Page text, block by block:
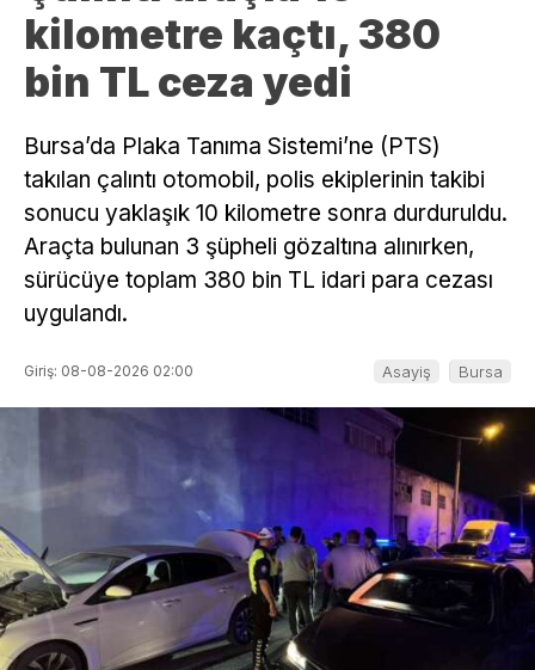
kilometre kaçtı, 380
bin TL ceza yedi
Bursa’da Plaka Tanıma Sistemi’ne (PTS)
takılan çalıntı otomobil, polis ekiplerinin takibi
sonucu yaklaşık 10 kilometre sonra durduruldu.
Araçta bulunan 3 şüpheli gözaltına alınırken,
sürücüye toplam 380 bin TL idari para cezası
uygulandı.
Giriş: 08-08-2026 02:00 Asayiş Bursa